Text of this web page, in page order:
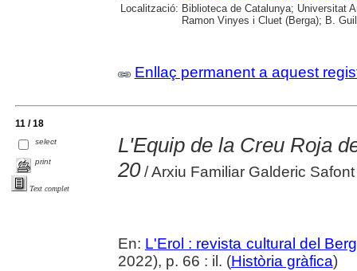
Localització: Biblioteca de Catalunya; Universitat
Ramon Vinyes i Cluet (Berga); B.
Enllaç permanent a aquest
11 / 18
select
print
Text complet
L'Equip de la Creu Roja
20/ Arxiu Familiar Galderic Safont
En: L'Erol : revista cultural del
2022), p. 66 : il. (Història gràfica)